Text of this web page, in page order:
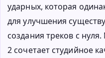
ударных, которая
для улучшения
создания треков с
2 сочетает студийное